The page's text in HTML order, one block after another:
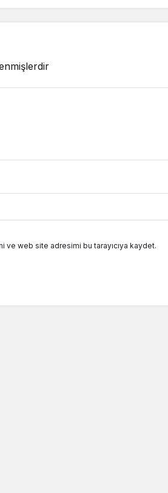
ve web site adresimi bu tarayıcıya kaydet.